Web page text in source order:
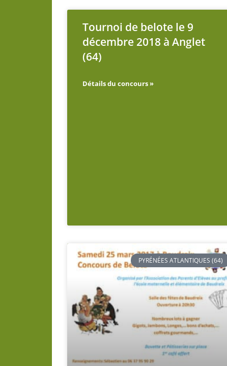
Tournoi de belote le 9
décembre 2018 à Anglet
(64)
Détails du concours »
PYRÉNÉES ATLANTIQUES (64)